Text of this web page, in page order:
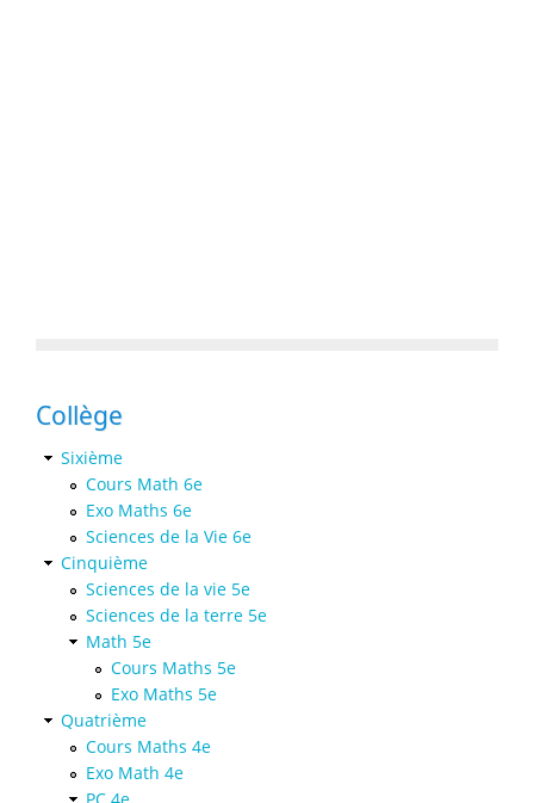
Collège
Sixième
Cours Math 6e
Exo Maths 6e
Sciences de la Vie 6e
Cinquième
Sciences de la vie 5e
Sciences de la terre 5e
Math 5e
Cours Maths 5e
Exo Maths 5e
Quatrième
Cours Maths 4e
Exo Math 4e
PC 4e